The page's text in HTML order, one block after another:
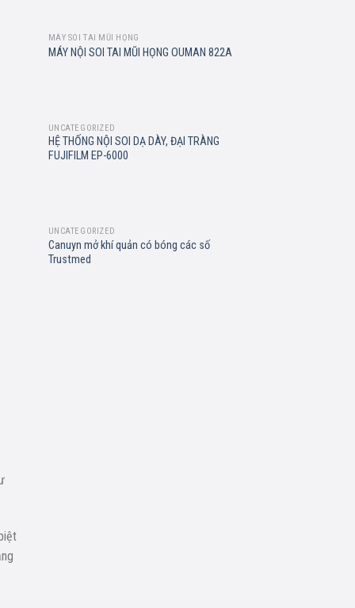
Add to
wishlist
MÁY SOI TAI MŨI HỌNG
MÁY NỘI SOI TAI MŨI HỌNG OUMAN 822A
Add to
UNCATEGORIZED
HỆ THỐNG NỘI SOI DẠ DÀY, ĐẠI TRÀNG
FUJIFILM EP-6000
Add to
UNCATEGORIZED
Canuyn mở khí quản có bóng các số
Trustmed